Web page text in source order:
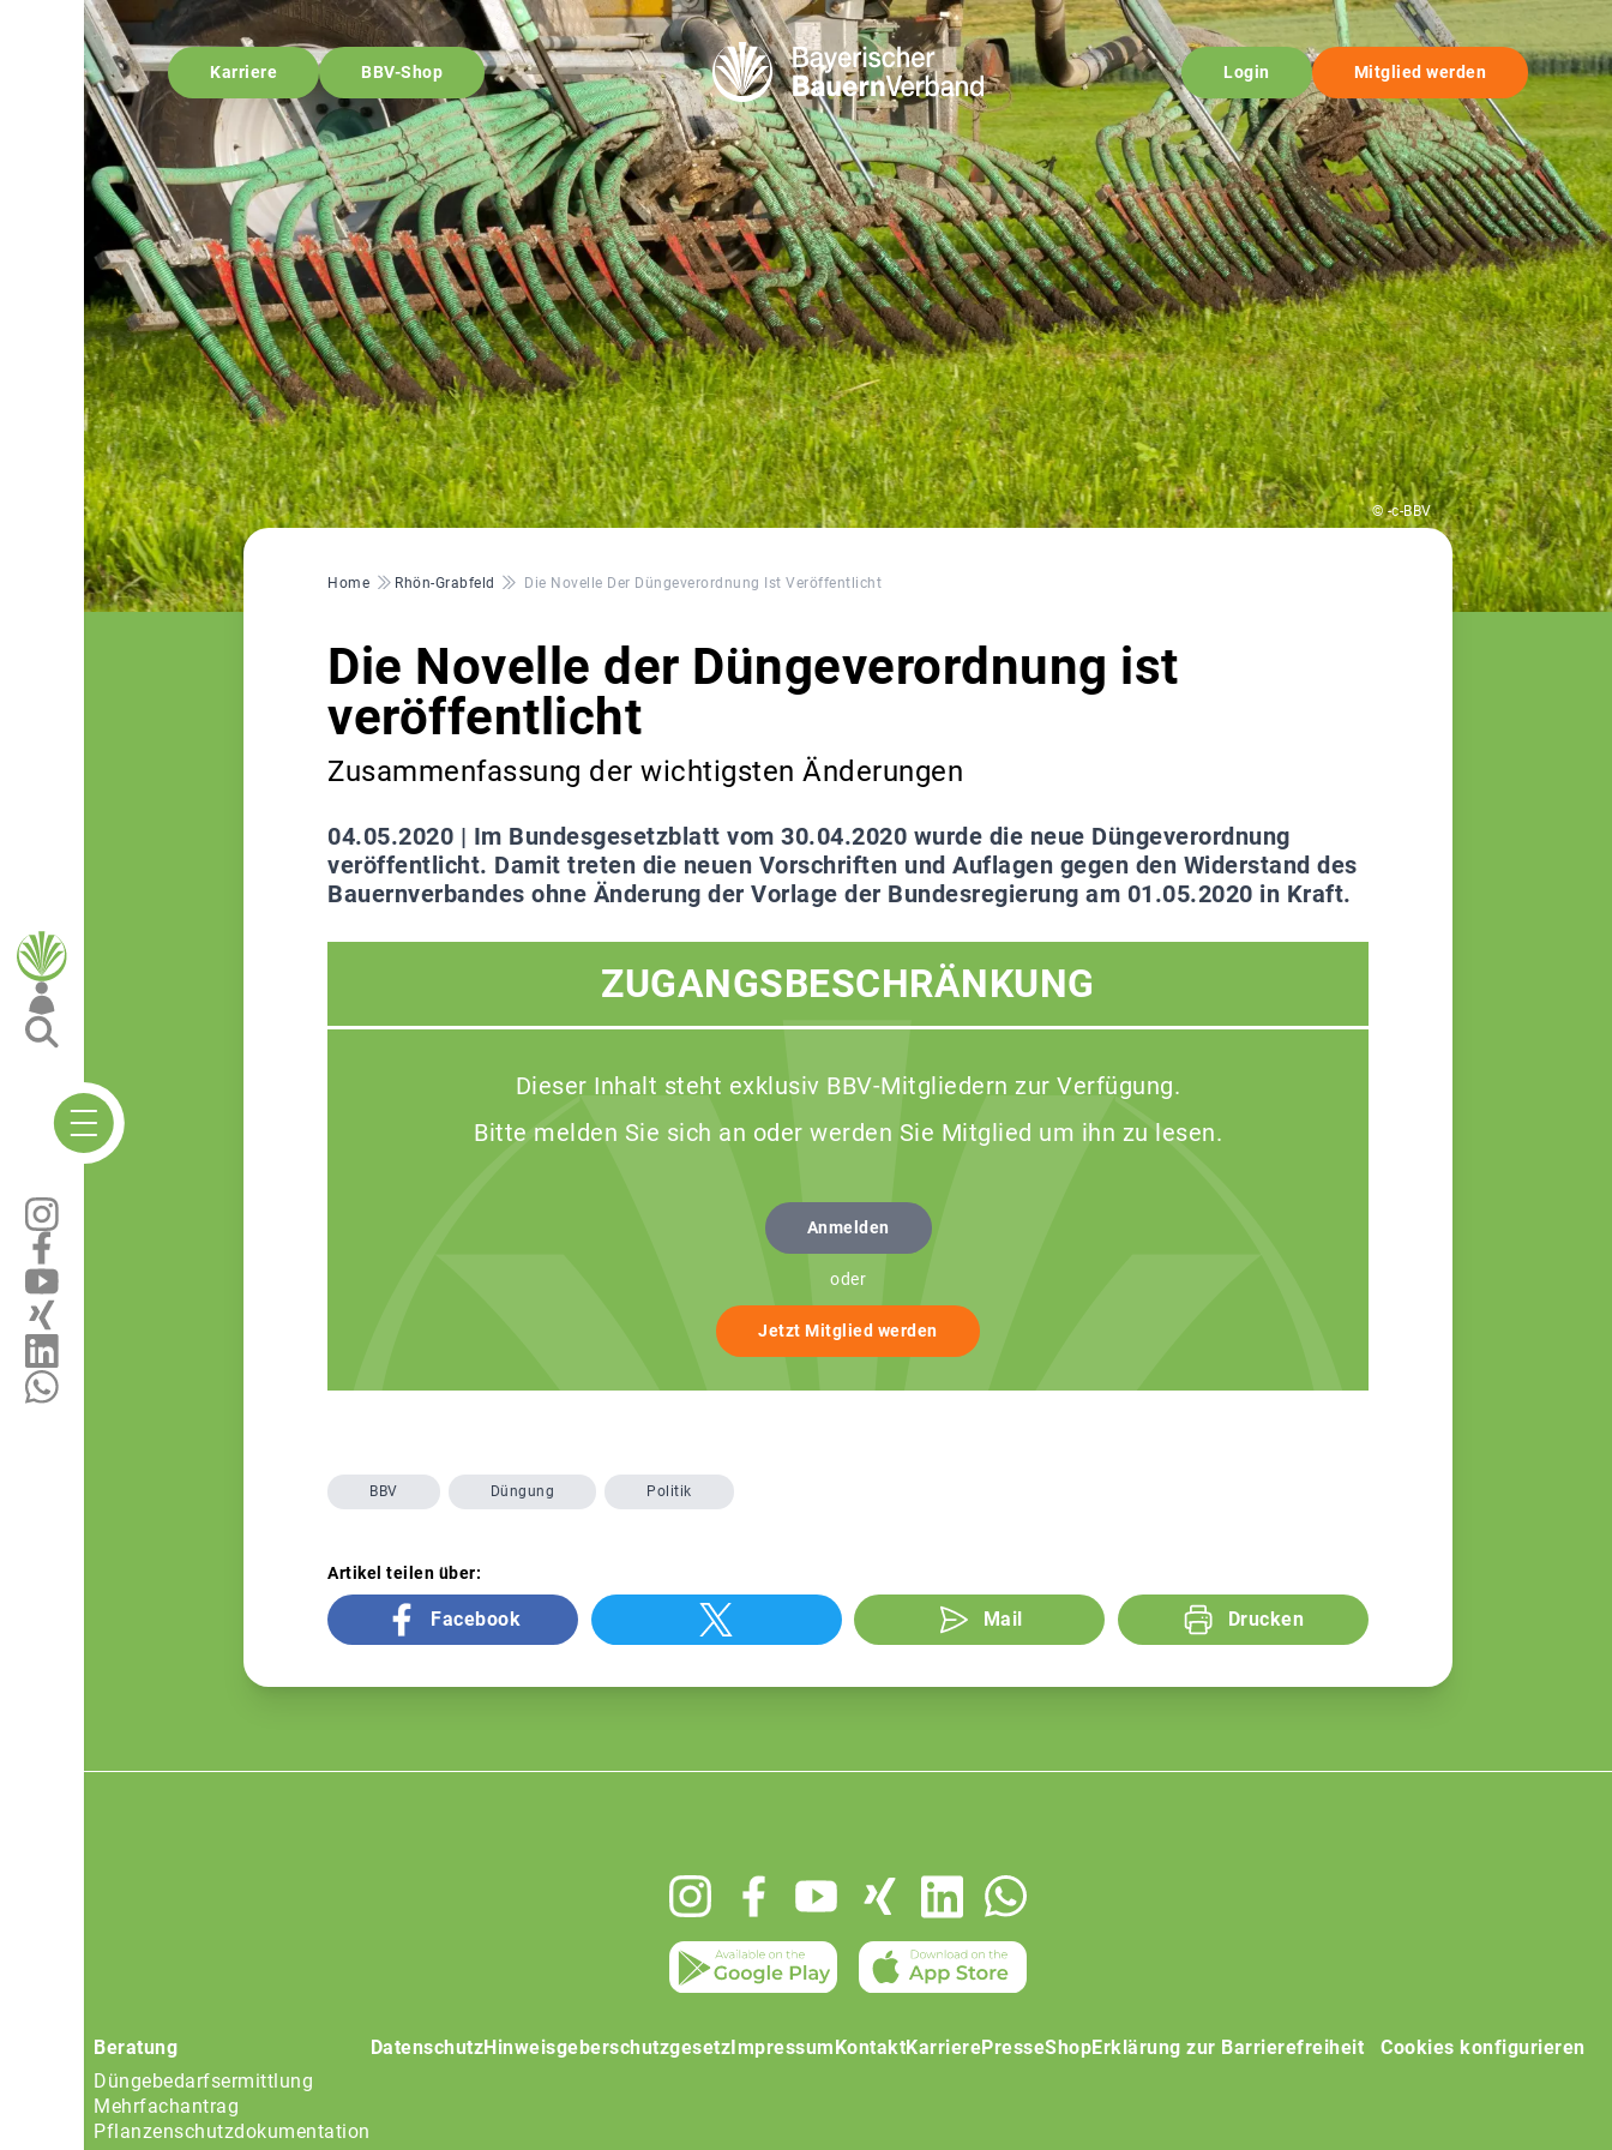
Karriere BBV-Shop Login Mitglied werden
© -c-BBV
Pfadnavigation
Home Rhön-Grabfeld Die Novelle Der Düngeverordnung Ist Veröffentlicht
Die Novelle der Düngeverordnung ist
veröffentlicht
Zusammenfassung der wichtigsten Änderungen
04.05.2020 | Im Bundesgesetzblatt vom 30.04.2020 wurde die neue Düngeverordnung
veröffentlicht. Damit treten die neuen Vorschriften und Auflagen gegen den Widerstand des
Bauernverbandes ohne Änderung der Vorlage der Bundesregierung am 01.05.2020 in Kraft.
ZUGANGSBESCHRÄNKUNG
Dieser Inhalt steht exklusiv BBV-Mitgliedern zur Verfügung.
Bitte melden Sie sich an oder werden Sie Mitglied um ihn zu lesen.
Anmelden
oder
Jetzt Mitglied werden
BBV Düngung Politik
Artikel teilen über:
Facebook Mail Drucken
Beratung
Düngebedarfsermittlung
Mehrfachantrag
Pflanzenschutzdokumentation
DatenschutzHinweisgeberschutzgesetzImpressumKontaktKarrierePresseShopErklärung zur Barrierefreiheit Cookies konfigurieren